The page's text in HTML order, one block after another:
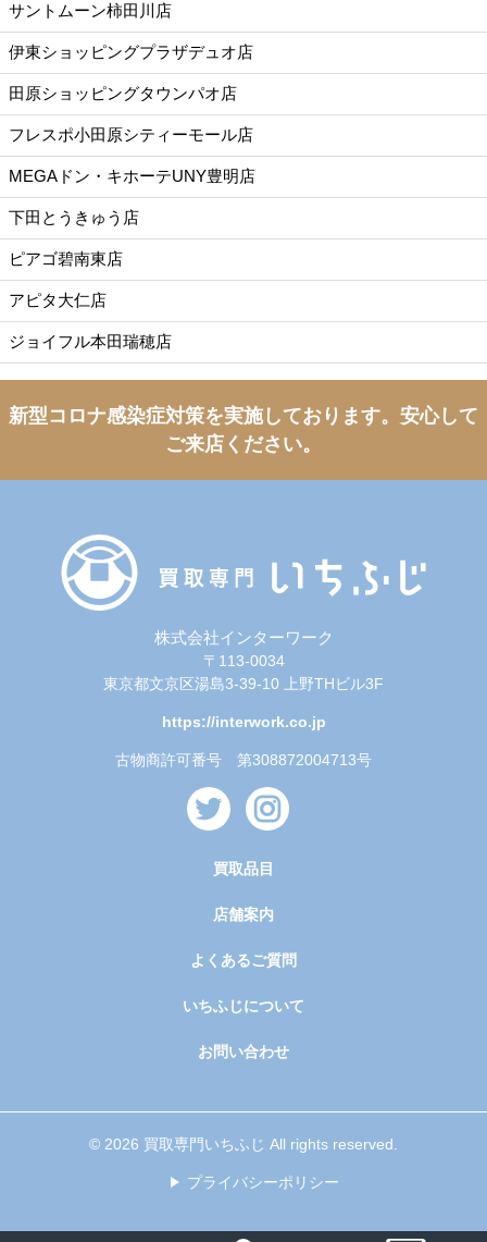
サントムーン柿田川店
伊東ショッピングプラザデュオ店
田原ショッピングタウンパオ店
フレスポ小田原シティーモール店
MEGAドン・キホーテUNY豊明店
下田とうきゅう店
ピアゴ碧南東店
アピタ大仁店
ジョイフル本田瑞穂店
新型コロナ感染症対策を実施しております。 安心して
ご来店ください。
株式会社インターワーク
〒113-0034
東京都文京区湯島3-39-10 上野THビル3F
https://interwork.co.jp
古物商許可番号 第308872004713号
買取品目
店舗案内
よくあるご質問
いちふじについて
お問い合わせ
© 2026 買取専門いちふじ All rights reserved.
プライバシーポリシー